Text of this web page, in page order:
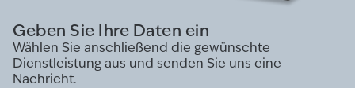
Geben Sie Ihre Daten ein
Wählen Sie anschließend die gewünschte
Dienstleistung aus und senden Sie uns eine
Nachricht.